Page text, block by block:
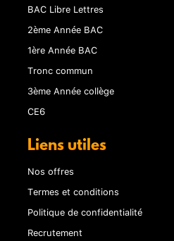
BAC Libre Lettres
2ème Année BAC
1ère Année BAC
Tronc commun
3ème Année collège
CE6
Liens utiles
Nos offres
Termes et conditions
Politique de confidentialité
Recrutement